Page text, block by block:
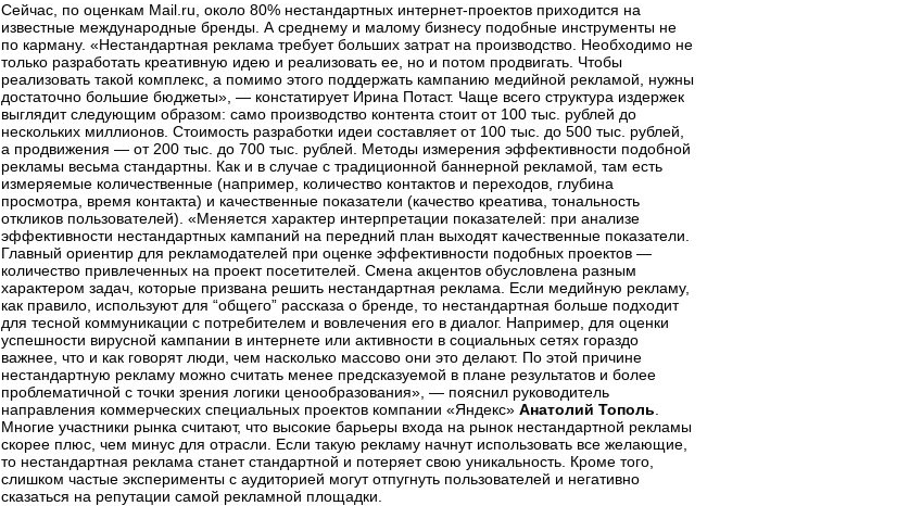
Сейчас, по оценкам Mail.ru, около 80% нестандартных интернет-проектов приходится на
известные международные бренды. А среднему и малому бизнесу подобные инструменты не
по карману. «Нестандартная реклама требует больших затрат на производство. Необходимо не
только разработать креативную идею и реализовать ее, но и потом продвигать. Чтобы
реализовать такой комплекс, а помимо этого поддержать кампанию медийной рекламой, нужны
достаточно большие бюджеты», — констатирует Ирина Потаст. Чаще всего структура издержек
выглядит следующим образом: само производство контента стоит от 100 тыс. рублей до
нескольких миллионов. Стоимость разработки идеи составляет от 100 тыс. до 500 тыс. рублей,
а продвижения — от 200 тыс. до 700 тыс. рублей. Методы измерения эффективности подобной
рекламы весьма стандартны. Как и в случае с традиционной баннерной рекламой, там есть
измеряемые количественные (например, количество контактов и переходов, глубина
просмотра, время контакта) и качественные показатели (качество креатива, тональность
откликов пользователей). «Меняется характер интерпретации показателей: при анализе
эффективности нестандартных кампаний на передний план выходят качественные показатели.
Главный ориентир для рекламодателей при оценке эффективности подобных проектов —
количество привлеченных на проект посетителей. Смена акцентов обусловлена разным
характером задач, которые призвана решить нестандартная реклама. Если медийную рекламу,
как правило, используют для “общего” рассказа о бренде, то нестандартная больше подходит
для тесной коммуникации с потребителем и вовлечения его в диалог. Например, для оценки
успешности вирусной кампании в интернете или активности в социальных сетях гораздо
важнее, что и как говорят люди, чем насколько массово они это делают. По этой причине
нестандартную рекламу можно считать менее предсказуемой в плане результатов и более
проблематичной с точки зрения логики ценообразования», — пояснил руководитель
направления коммерческих специальных проектов компании «Яндекс» Анатолий Тополь
Многие участники рынка считают, что высокие барьеры входа на рынок нестандартной рекламы
скорее плюс, чем минус для отрасли. Если такую рекламу начнут использовать все желающие,
то нестандартная реклама станет стандартной и потеряет свою уникальность. Кроме того,
слишком частые эксперименты с аудиторией могут отпугнуть пользователей и негативно
сказаться на репутации самой рекламной площадки.